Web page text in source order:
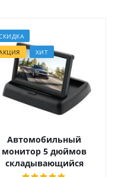
ХИТ
Автомобильный
монитор 5 дюймов
складывающийся